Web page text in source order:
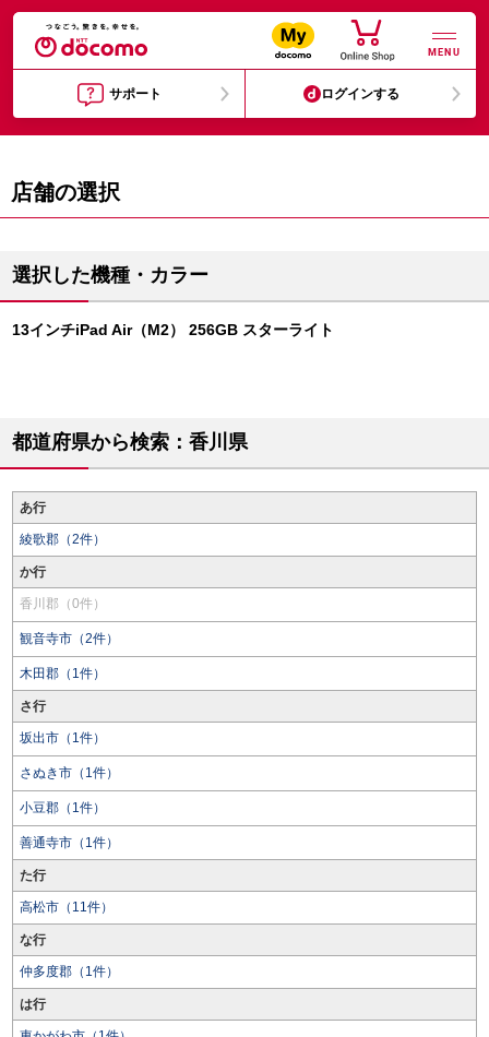
MENU
サポート ログインする
店舗の選択
選択した機種・カラー
13インチiPad Air（M2） 256GB スターライト
都道府県から検索：香川県
あ行
綾歌郡（2件）
か行
香川郡（0件）
観音寺市（2件）
木田郡（1件）
さ行
坂出市（1件）
さぬき市（1件）
小豆郡（1件）
善通寺市（1件）
た行
高松市（11件）
な行
仲多度郡（1件）
は行